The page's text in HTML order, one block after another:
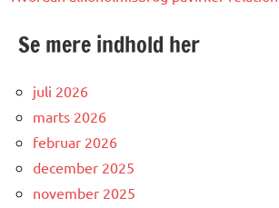
Se mere indhold her
juli 2026
marts 2026
februar 2026
december 2025
november 2025